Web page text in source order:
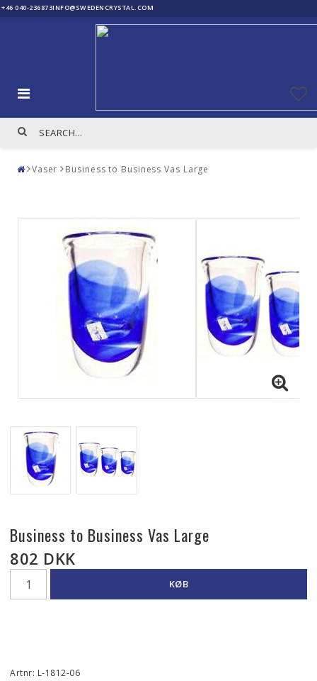
+46 040-236873INFO@SWEDENCRYSTAL.COM
Vaser Business to Business Vas Large
Business to Business Vas Large
802 DKK
KØB
Artnr: L-1812-06